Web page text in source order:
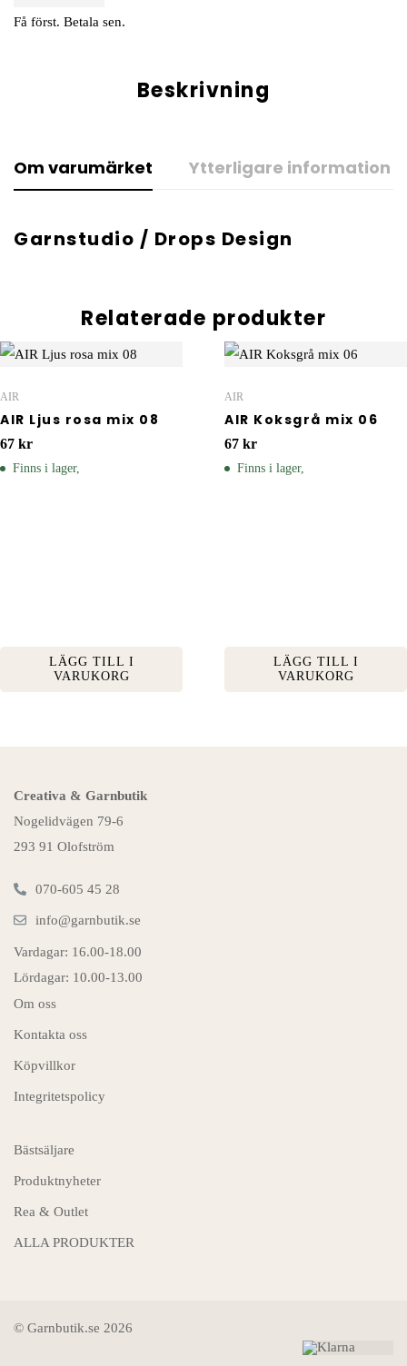
Få först. Betala sen.
Beskrivning
Om varumärket Ytterligare information
Garnstudio / Drops Design
Relaterade produkter
AIR
AIR Ljus rosa mix 08
67 kr
Finns i lager,
LÄGG TILL I
VARUKORG
AIR
AIR Koksgrå mix 06
67 kr
Finns i lager,
LÄGG TILL I
VARUKORG
Creativa & Garnbutik
Nogelidvägen 79-6
293 91 Olofström
070-605 45 28
info@garnbutik.se
Vardagar: 16.00-18.00
Lördagar: 10.00-13.00
Om oss
Kontakta oss
Köpvillkor
Integritetspolicy
Bästsäljare
Produktnyheter
Rea & Outlet
ALLA PRODUKTER
© Garnbutik.se 2026